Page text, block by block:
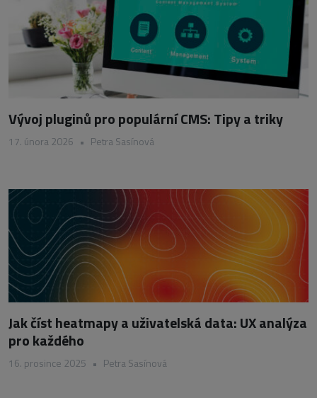
Vývoj pluginů pro populární CMS: Tipy a triky
17. února 2026 • Petra Sasínová
Jak číst heatmapy a uživatelská data: UX analýza
pro každého
16. prosince 2025 • Petra Sasínová